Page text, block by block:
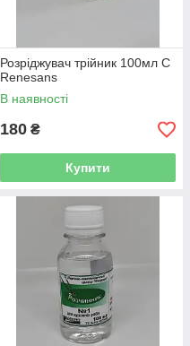
Розріджувач трійник 100мл C
Renesans
В наявності
180 ₴
Купити